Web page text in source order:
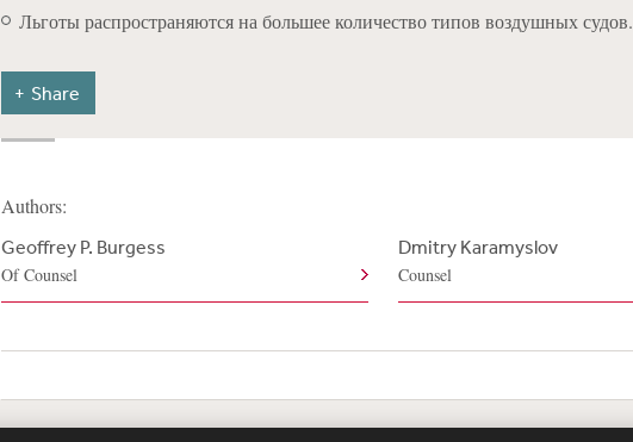
Льготы распространяются на большее количество типов воздушных судов.
Share
Authors:
Geoffrey P. Burgess
Of Counsel
Dmitry Karamyslov
Counsel